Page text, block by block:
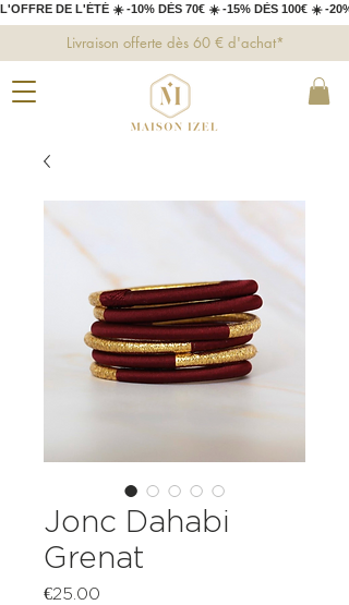
Livraison offerte dès 60 € d'achat*
L'OFFRE DE L'ÉTÉ ☀️ -10% DÈS 70€ ☀️ -15% DÈS 100€ ☀️ -
Jonc Dahabi
Grenat
€25.00